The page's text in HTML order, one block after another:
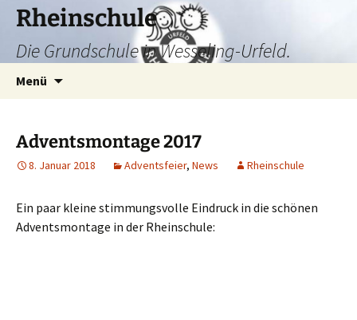
Zum
Inhalt
springen
Rheinschule
Die Grundschule in Wesseling-Urfeld.
Menü
Adventsmontage 2017
8. Januar 2018 Adventsfeier, News Rheinschule
Ein paar kleine stimmungsvolle Eindruck in die schönen
Adventsmontage in der Rheinschule: